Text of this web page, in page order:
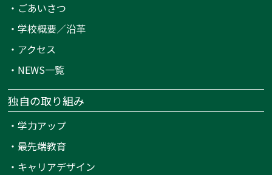
・ ごあいさつ
・学校概要／沿革
・ アクセス
・ NEWS一覧
独自の取り組み
・学力アップ
・最先端教育
・ キャリアデザイン